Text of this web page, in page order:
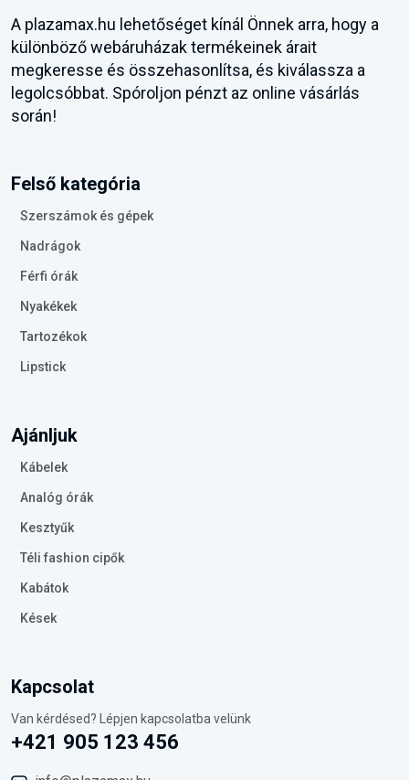
A plazamax.hu lehetőséget kínál Önnek arra, hogy a
különböző webáruházak termékeinek árait
megkeresse és összehasonlítsa, és kiválassza a
legolcsóbbat. Spóroljon pénzt az online vásárlás
során!
Felső kategória
Szerszámok és gépek
Nadrágok
Férfi órák
Nyakékek
Tartozékok
Lipstick
Ajánljuk
Kábelek
Analóg órák
Kesztyűk
Téli fashion cipők
Kabátok
Kések
Kapcsolat
Van kérdésed? Lépjen kapcsolatba velünk
+421 905 123 456